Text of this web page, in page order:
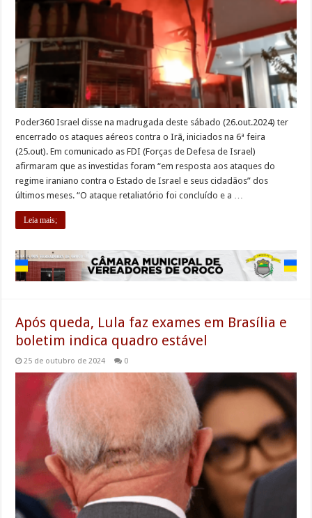
Poder360 Israel disse na madrugada deste sábado (26.out.2024) ter
encerrado os ataques aéreos contra o Irã, iniciados na 6ª feira
(25.out). Em comunicado as FDI (Forças de Defesa de Israel)
afirmaram que as investidas foram “em resposta aos ataques do
regime iraniano contra o Estado de Israel e seus cidadãos” dos
últimos meses. “O ataque retaliatório foi concluído e a …
Leia mais;
Após queda, Lula faz exames em Brasília e
boletim indica quadro estável
25 de outubro de 2024 0